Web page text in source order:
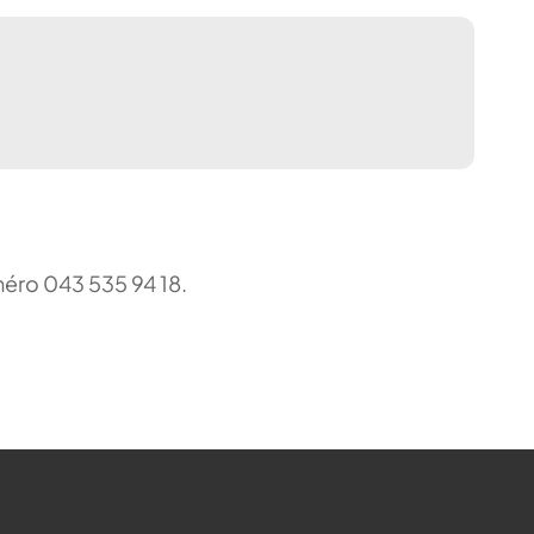
043 535 94 18.